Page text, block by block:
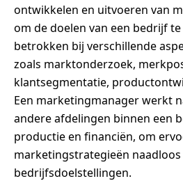
ontwikkelen en uitvoeren van
om de doelen van een bedrijf
betrokken bij verschillende
zoals marktonderzoek,
klantsegmentatie,
Een marketingmanager werkt
andere afdelingen binnen een
productie en financiën, om
marketingstrategieën
bedrijfsdoelstellingen.